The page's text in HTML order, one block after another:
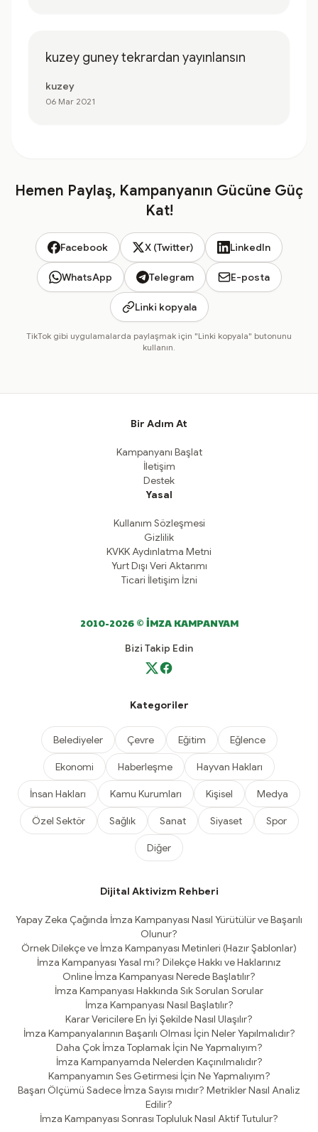
kuzey guney tekrardan yayınlansın
kuzey
06 Mar 2021
Hemen Paylaş, Kampanyanın Gücüne Güç
Kat!
Facebook X (Twitter) LinkedIn
WhatsApp Telegram E-posta
Linki kopyala
TikTok gibi uygulamalarda paylaşmak için "Linki kopyala" butonunu
kullanın.
Bir Adım At
Kampanyanı Başlat
İletişim
Destek
Yasal
Kullanım Sözleşmesi
Gizlilik
KVKK Aydınlatma Metni
Yurt Dışı Veri Aktarımı
Ticari İletişim İzni
2010-2026 © İMZA KAMPANYAM
Bizi Takip Edin
Kategoriler
Belediyeler Çevre Eğitim Eğlence
Ekonomi Haberleşme Hayvan Hakları
İnsan Hakları Kamu Kurumları Kişisel Medya
Özel Sektör Sağlık Sanat Siyaset Spor
Diğer
Dijital Aktivizm Rehberi
Yapay Zeka Çağında İmza Kampanyası Nasıl Yürütülür ve Başarılı
Olunur?
Örnek Dilekçe ve İmza Kampanyası Metinleri (Hazır Şablonlar)
İmza Kampanyası Yasal mı? Dilekçe Hakkı ve Haklarınız
Online İmza Kampanyası Nerede Başlatılır?
İmza Kampanyası Hakkında Sık Sorulan Sorular
İmza Kampanyası Nasıl Başlatılır?
Karar Vericilere En İyi Şekilde Nasıl Ulaşılır?
İmza Kampanyalarının Başarılı Olması İçin Neler Yapılmalıdır?
Daha Çok İmza Toplamak İçin Ne Yapmalıyım?
İmza Kampanyamda Nelerden Kaçınılmalıdır?
Kampanyamın Ses Getirmesi İçin Ne Yapmalıyım?
Başarı Ölçümü Sadece İmza Sayısı mıdır? Metrikler Nasıl Analiz
Edilir?
İmza Kampanyası Sonrası Topluluk Nasıl Aktif Tutulur?